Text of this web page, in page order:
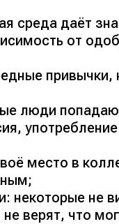
среда даёт
от
привычки,
люди
место в
некоторые не
верят, что